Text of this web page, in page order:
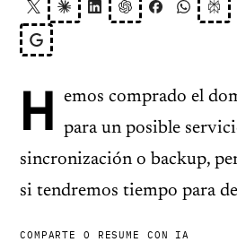
H emos comprado el
para un posible
sincronización o backup,
si tendremos tiempo para
COMPARTE O RESUME CON IA